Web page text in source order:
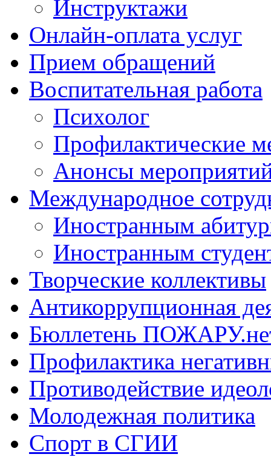
Инструктажи
Онлайн-оплата услуг
Прием обращений
Воспитательная работа
Психолог
Профилактические
Анонсы
Международное
Иностранным
Иностранным
Творческие коллективы
Антикоррупционная
Бюллетень
Профилактика
Противодействие
Молодежная политика
Спорт в СГИИ